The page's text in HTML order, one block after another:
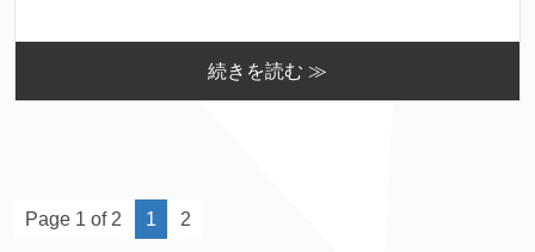
続きを読む ≫
Page 1 of 2 1 2